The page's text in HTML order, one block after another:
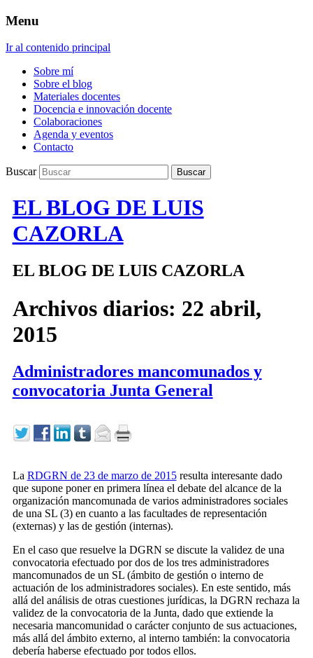
Menu
Ir al contenido principal
Sobre mí
Sobre el blog
Materiales docentes
Docencia e innovación docente
Colaboraciones
Agenda y eventos
Contacto
Buscar
EL BLOG DE LUIS
CAZORLA
EL BLOG DE LUIS CAZORLA
Archivos diarios: 22 abril,
2015
Administradores mancomunados y
convocatoria Junta General
La RDGRN de 23 de marzo de 2015resulta interesante dado
que supone poner en primera línea el debate del alcance de la
organización mancomunada de varios administradores sociales
de una SL (3) en cuanto a las facultades de representación
(externas) y las de gestión (internas).
En el caso que resuelve la DGRN se discute la validez de una
convocatoria efectuado por dos de los tres administradores
mancomunados de un SL (ámbito de gestión o interno de
actuación de los administradores sociales). En este sentido, más
allá del análisis de otras cuestiones jurídicas, la DGRN rechaza la
validez de la convocatoria de la Junta, dado que extiende la
necesaria mancomunidad o carácter conjunto de sus actuaciones,
más allá del ámbito externo, al interno también: la convocatoria
debería haberse efectuado por todos ellos.